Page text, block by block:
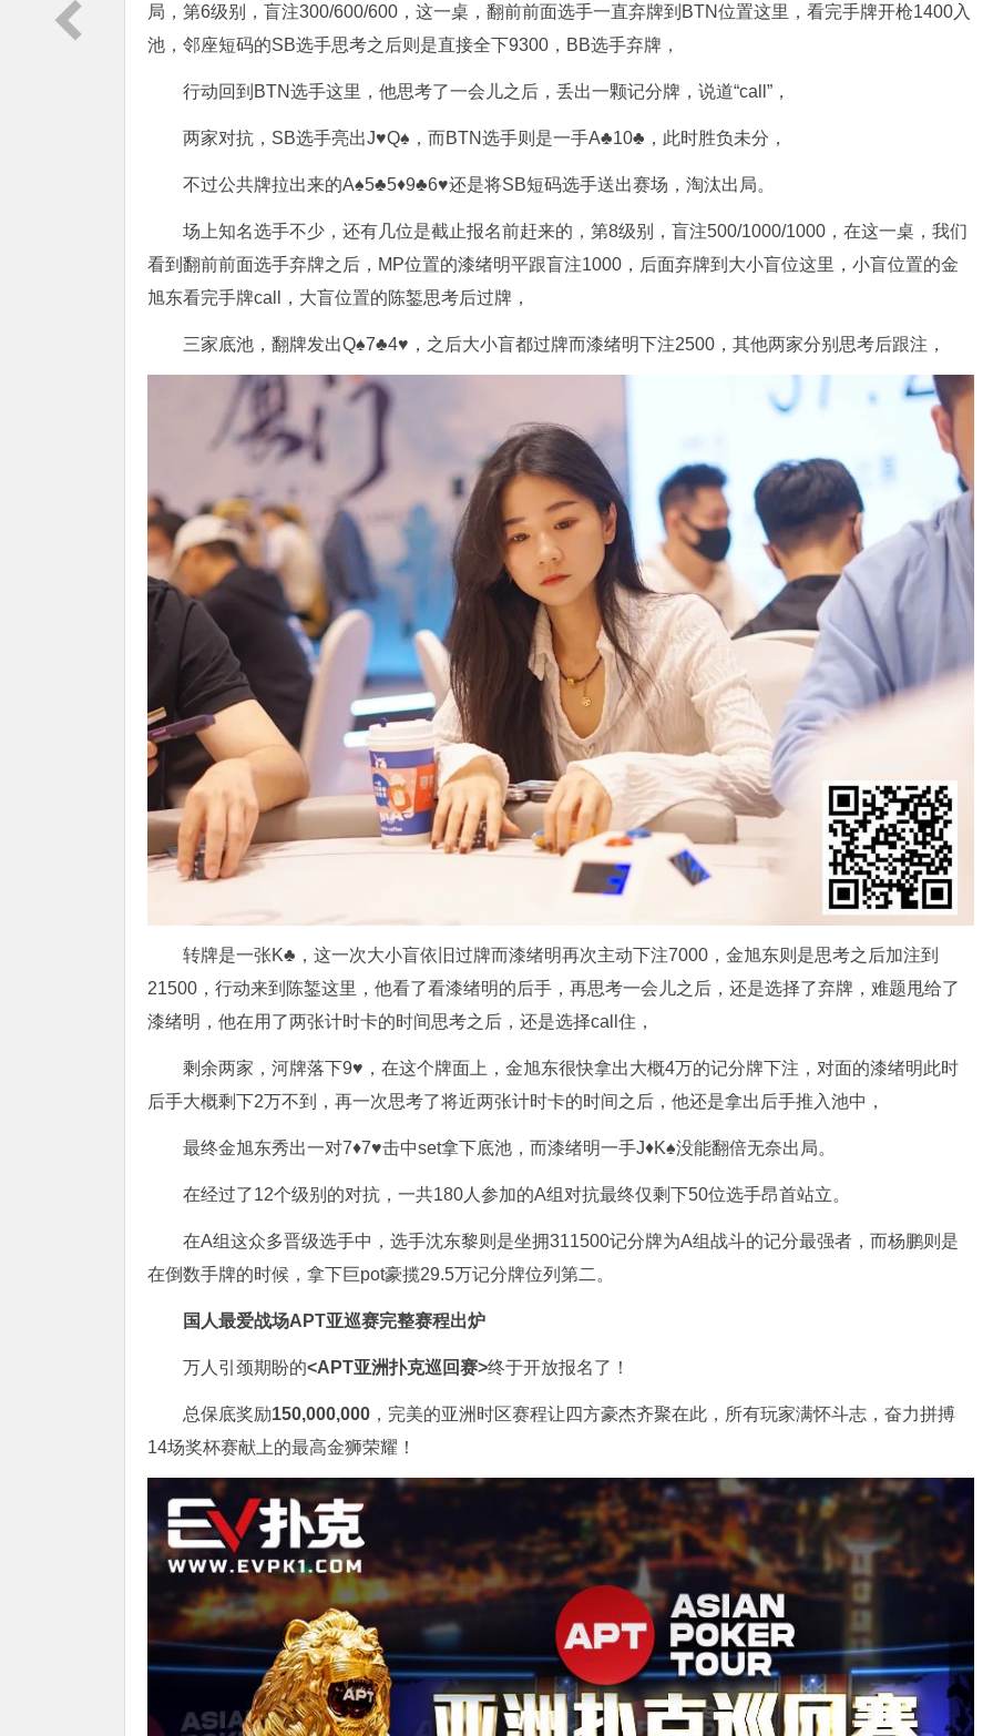
局，第6级别，盲注300/600/600，这一桌，翻前前面选手一直弃牌到BTN位置这里，看完手牌开枪1400入
池，邻座短码的SB选手思考之后则是直接全下9300，BB选手弃牌，
行动回到BTN选手这里，他思考了一会儿之后，丢出一颗记分牌，说道“call”，
两家对抗，SB选手亮出J♥️Q♠️，而BTN选手则是一手A♣️10♣️，此时胜负未分，
不过公共牌拉出来的A♠️5♣️5♦️9♣️6♥️还是将SB短码选手送出赛场，淘汰出局。
场上知名选手不少，还有几位是截止报名前赶来的，第8级别，盲注500/1000/1000，在这一桌，我们
看到翻前前面选手弃牌之后，MP位置的漆绪明平跟盲注1000，后面弃牌到大小盲位这里，小盲位置的金
旭东看完手牌call，大盲位置的陈錾思考后过牌，
三家底池，翻牌发出Q♠️7♣️4♥️，之后大小盲都过牌而漆绪明下注2500，其他两家分别思考后跟注，
转牌是一张K♣️，这一次大小盲依旧过牌而漆绪明再次主动下注7000，金旭东则是思考之后加注到
21500，行动来到陈錾这里，他看了看漆绪明的后手，再思考一会儿之后，还是选择了弃牌，难题甩给了
漆绪明，他在用了两张计时卡的时间思考之后，还是选择call住，
剩余两家，河牌落下9♥️，在这个牌面上，金旭东很快拿出大概4万的记分牌下注，对面的漆绪明此时
后手大概剩下2万不到，再一次思考了将近两张计时卡的时间之后，他还是拿出后手推入池中，
最终金旭东秀出一对7♦️7♥️击中set拿下底池，而漆绪明一手J♦️K♠️没能翻倍无奈出局。
在经过了12个级别的对抗，一共180人参加的A组对抗最终仅剩下50位选手昂首站立。
在A组这众多晋级选手中，选手沈东黎则是坐拥311500记分牌为A组战斗的记分最强者，而杨鹏则是
在倒数手牌的时候，拿下巨pot豪揽29.5万记分牌位列第二。
国人最爱战场APT亚巡赛完整赛程出炉
万人引颈期盼的<APT亚洲扑克巡回赛>终于开放报名了！
总保底奖励150,000,000 ，完美的亚洲时区赛程让四方豪杰齐聚在此，所有玩家满怀斗志，奋力拼搏
14场奖杯赛献上的最高金狮荣耀！